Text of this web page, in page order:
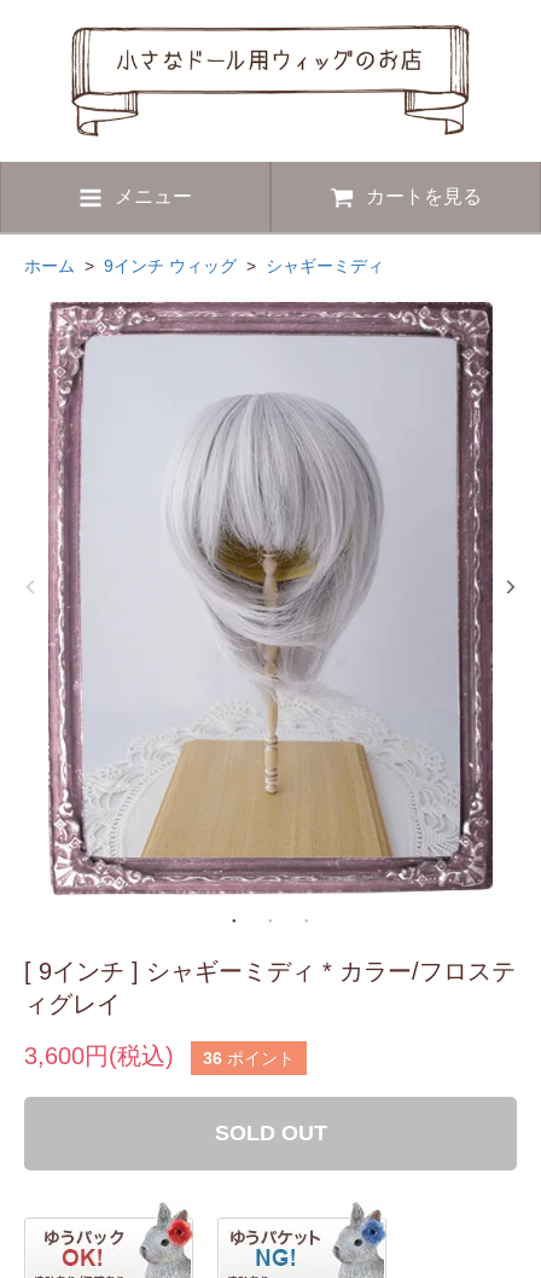
メニュー カートを見る
ホーム > 9インチ ウィッグ > シャギーミディ
[ 9インチ ] シャギーミディ * カラー/フロステ
ィグレイ
3,600円(税込)
36 ポイント
SOLD OUT